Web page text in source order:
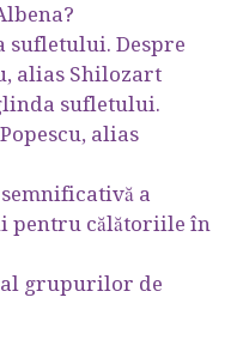
sufletului. Despre
alias Shilozart
sufletului.
alias
a
pentru călătoriile în
al grupurilor de